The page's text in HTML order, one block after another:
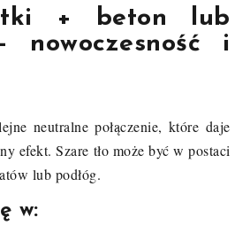
+ beton lub
nowoczesność i
neutralne połączenie, które daje
efekt. Szare tło może być w postaci
lub podłóg.
w: